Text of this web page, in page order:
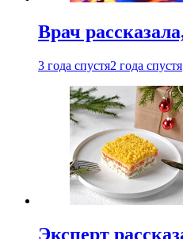
Врач
3 года спустя2 года спустя
Эксперт